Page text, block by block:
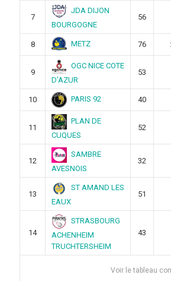
7
JDA DIJON
BOURGOGNE
56
8 METZ 76
9
OGC NICE COTE
D’AZUR
53
10 PARIS 92 40
11
PLAN DE
CUQUES
52
12
SAMBRE
AVESNOIS
32
13
ST AMAND LES
EAUX
51
14
STRASBOURG
ACHENHEIM
TRUCHTERSHEIM
43
Voir le tableau